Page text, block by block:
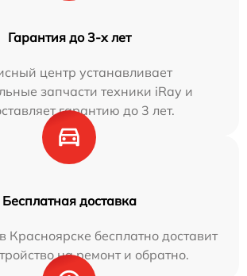
Гарантия до 3-х лет
центр устанавливает
запчасти техники iRay и
гарантию до 3 лет.
Бесплатная доставка
Красноярске бесплатно доставит
на ремонт и обратно.